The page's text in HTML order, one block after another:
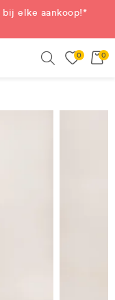
bij elke aankoop!*
0 0